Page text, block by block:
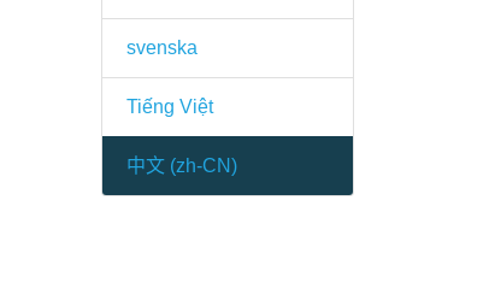
svenska
Tiếng Việt
中文 (zh-CN)